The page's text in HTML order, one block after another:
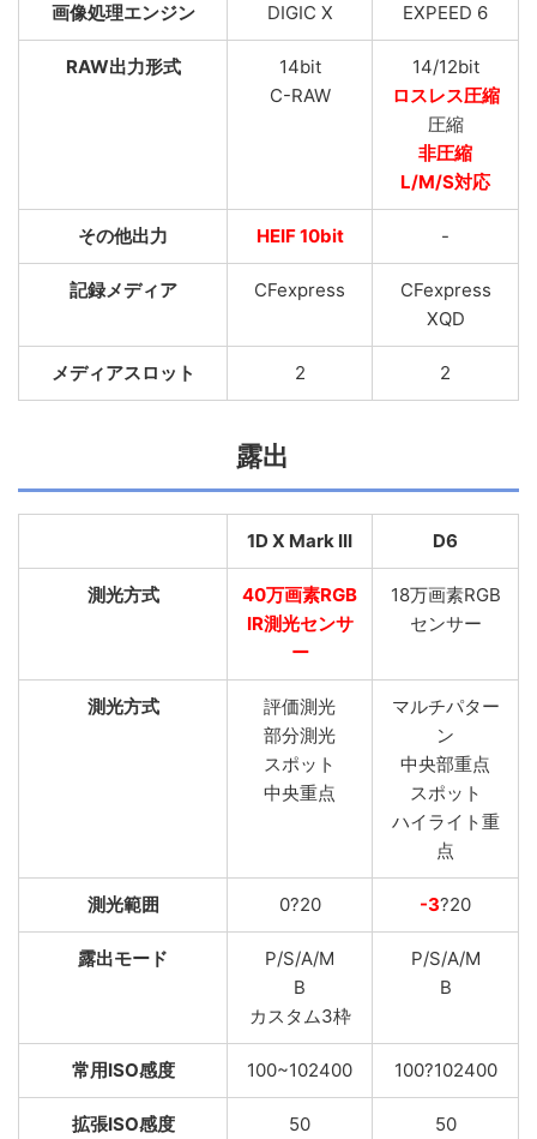
画像処理エンジン DIGIC X EXPEED 6
RAW出力形式
14bit
C-RAW
14/12bit
ロスレス圧縮
圧縮
非圧縮
L/M/S対応
その他出力 HEIF 10bit -
記録メディア CFexpress
CFexpress
XQD
メディアスロット 2 2
露出
1D X Mark III D6
測光方式
40万画素RGB
IR測光センサ
ー
18万画素RGB
センサー
測光方式
評価測光
部分測光
スポット
中央重点
マルチパター
ン
中央部重点
スポット
ハイライト重
点
測光範囲 0?20 -3?20
露出モード
P/S/A/M
B
カスタム3枠
P/S/A/M
B
常用ISO感度 100~102400 100?102400
拡張ISO感度
50
50